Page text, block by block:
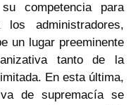
competencia para
administradores,
un lugar preeminente
tanto de la
En esta última,
de supremacía se